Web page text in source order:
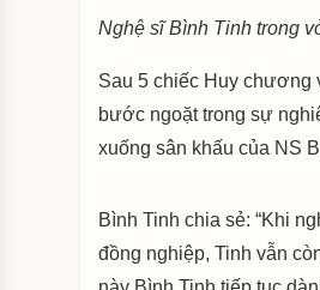
Nghệ sĩ Bình Tinh trong
Sau 5 chiếc Huy chương
bước ngoặt trong sự
xuống sân khấu của NS
Bình Tinh chia sẻ: “Khi
đồng nghiệp, Tinh vẫn